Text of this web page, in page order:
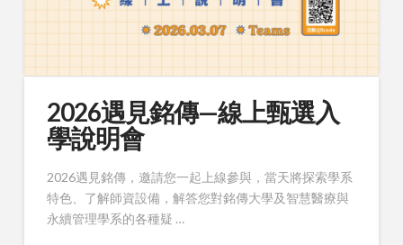
2026遇見銘傳—線上甄選入
學說明會
2026遇見銘傳，邀請您一起上線參與，當天將探索學系
特色、了解師資設備，解答您對銘傳大學及智慧醫療與
永續管理學系的各種疑 …